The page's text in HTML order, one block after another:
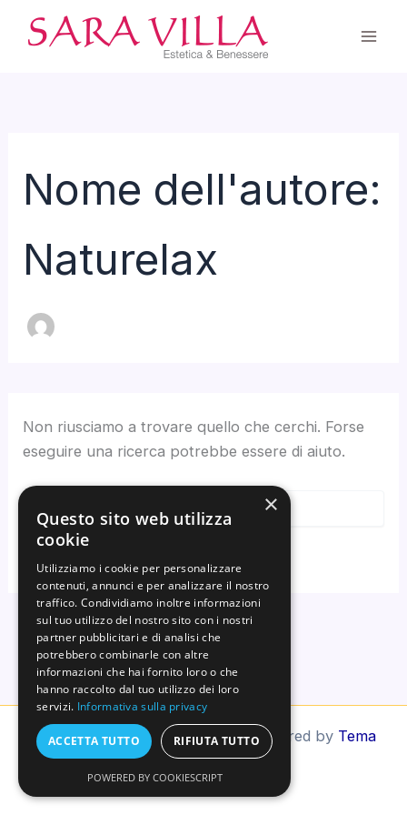
Nome dell'autore:
Naturelax
Non riusciamo a trovare quello che cerchi. Forse
eseguire una ricerca potrebbe essere di aiuto.
Copyright © 2026 Naturelax | Powered by Tema
WordPress Astra
×
Questo sito web utilizza
cookie
Utilizziamo i cookie per personalizzare
contenuti, annunci e per analizzare il nostro
traffico. Condividiamo inoltre informazioni
sul tuo utilizzo del nostro sito con i nostri
partner pubblicitari e di analisi che
potrebbero combinarle con altre
informazioni che hai fornito loro o che
hanno raccolto dal tuo utilizzo dei loro
servizi. Informativa sulla privacy
ACCETTA TUTTO RIFIUTA TUTTO
POWERED BY COOKIESCRIPT